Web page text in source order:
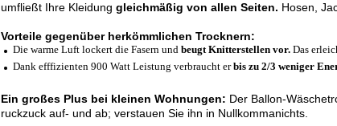
umfließt Ihre Kleidung gleichmäßig von allen Seiten. Hosen,
Vorteile gegenüber herkömmlichen Trocknern:
Die warme Luft lockert die Fasern und beugt Knitterstellen vor. Das
Dank efffizienten 900 Watt Leistung verbraucht erbis zu 2/3 weniger
Ein großes Plus bei kleinen Wohnungen: Der Ballon-
ruckzuck auf- und ab; verstauen Sie ihn in Nullkommanichts.